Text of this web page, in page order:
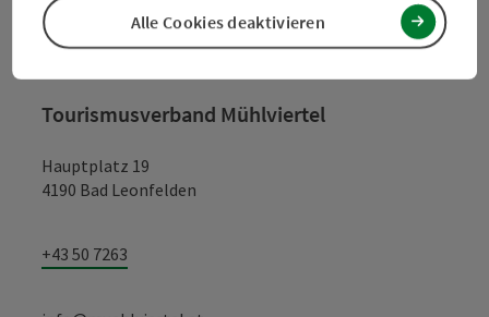
Kontakt
Tourismusverband Mühlviertel
Hauptplatz 19
4190 Bad Leonfelden
+43 50 7263
Alle Cookies deaktivieren